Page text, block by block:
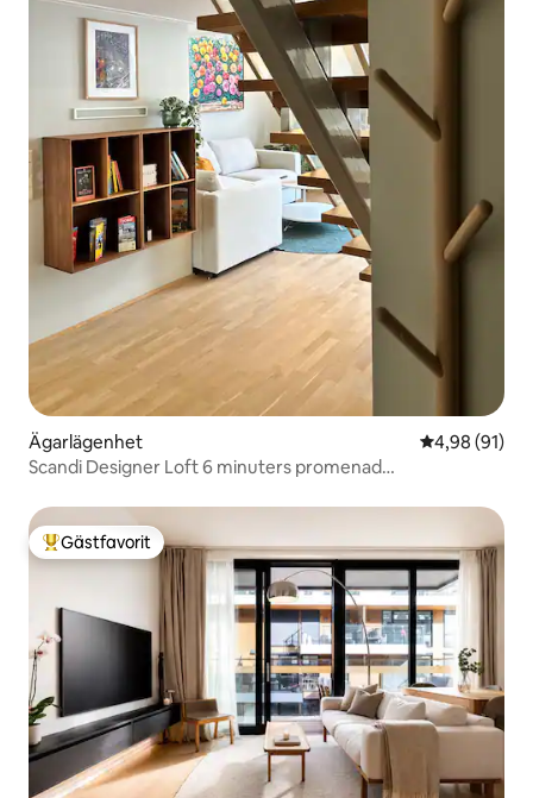
Ägarlägenhet 4,98 av 5 i
4,98 (91)
Scandi Designer Loft 6 minuters promenad
Populär gästfavorit
Gästfavorit